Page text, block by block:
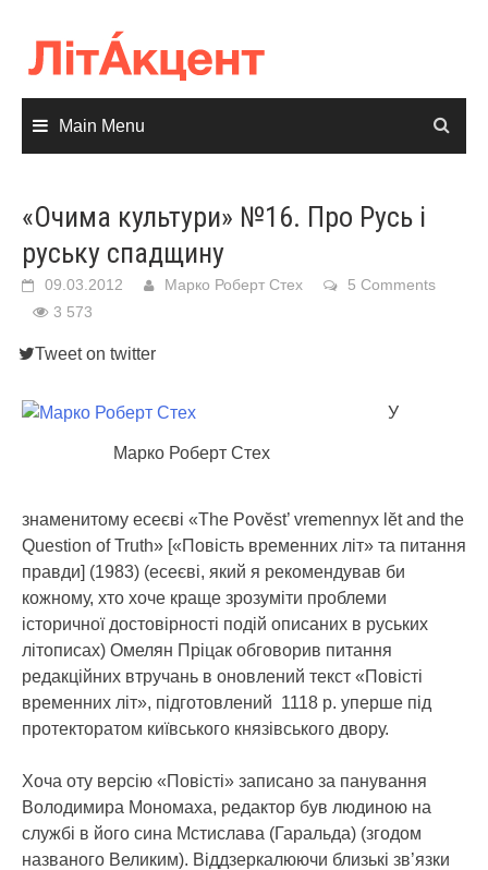
content
Main Menu
«Очима культури» №16. Про Русь і
руську спадщину
09.03.2012 Марко Роберт Стех
5 Comments
3 573
Tweet on twitter
Марко Роберт Стех
У
знаменитому есеєві «The Povĕst’ vremennyx lĕt and the
Question of Truth» [«Повість временних літ» та питання
правди] (1983) (есеєві, який я рекомендував би
кожному, хто хоче краще зрозуміти проблеми
історичної достовірності подій описаних в руських
літописах) Омелян Пріцак обговорив питання
редакційних втручань в оновлений текст «Повісті
временних літ», підготовлений 1118 р. уперше під
протекторатом київського князівського двору.
Хоча оту версію «Повісті» записано за панування
Володимира Мономаха, редактор був людиною на
службі в його сина Мстислава (Гаральда) (згодом
названого Великим). Віддзеркалюючи близькі зв’язки